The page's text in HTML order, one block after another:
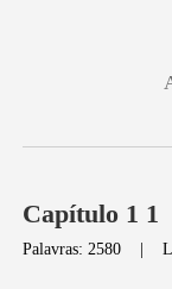
Capítulo 1 1
Palavras: 2580 |